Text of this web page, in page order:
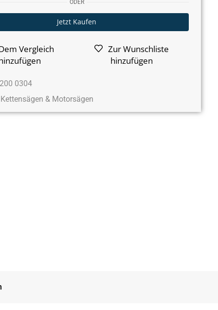
ODER
Jetzt Kaufen
Vergleich
Zur Wunschliste
hinzufügen
0304
Kettensägen & Motorsägen